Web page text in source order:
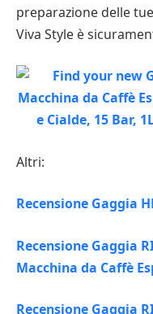
preparazione delle
Viva Style è
Altri:
Recensione Gaggia
Recensione Gaggia
Macchina da Caffè
Recensione Gaggia